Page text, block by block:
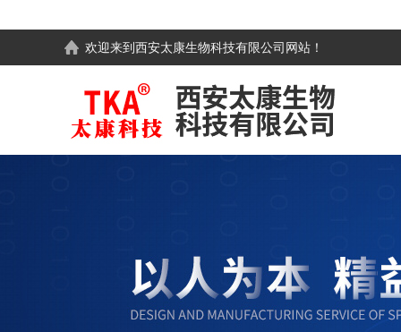
欢迎来到西安太康生物科技有限公司 网站！